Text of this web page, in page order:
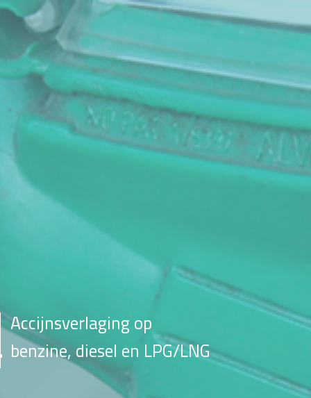
Accijnsverlaging op
benzine, diesel en LPG/LNG